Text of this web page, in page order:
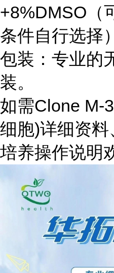
+8%DMSO（
条件自行选择
包装：专业的
装。
如需Clone M-
细胞)详细资
培养操作说明